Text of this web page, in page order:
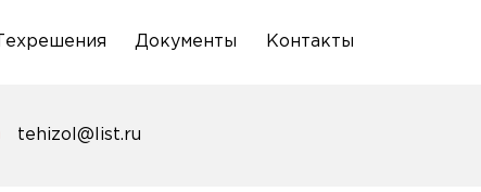
Техрешения Документы Контакты
tehizol@list.ru